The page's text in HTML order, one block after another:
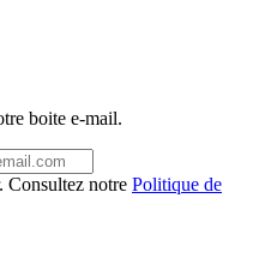
boite e-mail.
Consultez notre Politique de